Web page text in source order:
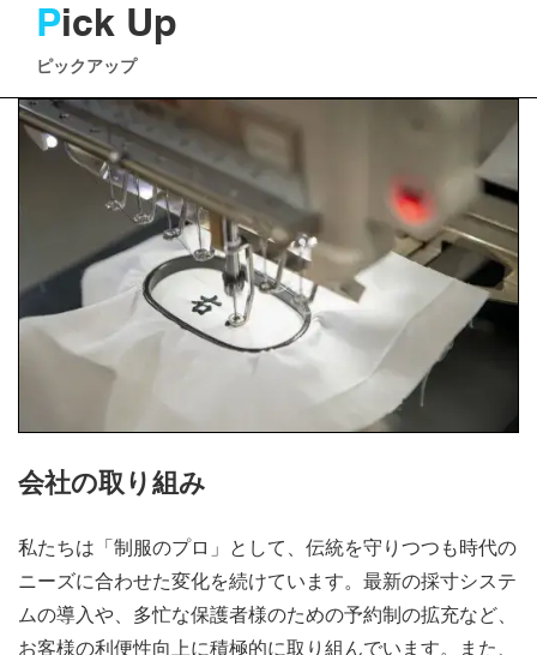
Pick Up
ピックアップ
会社の取り組み
私たちは「制服のプロ」として、伝統を守りつつも時代の
ニーズに合わせた変化を続けています。最新の採寸システ
ムの導入や、多忙な保護者様のための予約制の拡充など、
お客様の利便性向上に積極的に取り組んでいます。また、